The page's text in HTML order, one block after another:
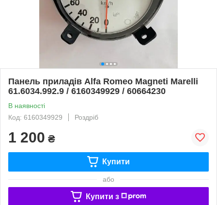
Панель приладів Alfa Romeo Magneti Marelli
61.6034.992.9 / 6160349929 / 60664230
В наявності
Код: 6160349929
Роздріб
1 200 ₴
Купити
або
Купити з